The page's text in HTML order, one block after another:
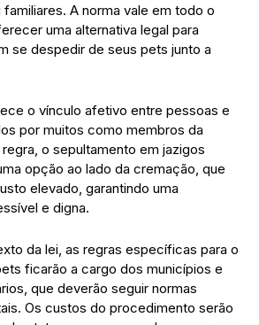
A norma vale em todo o
uma alternativa legal para
se despedir de seus pets junto a
o vínculo afetivo entre pessoas e
por muitos como membros da
o sepultamento em jazigos
opção ao lado da cremação, que
elevado, garantindo uma
e digna.
da lei, as regras específicas para o
ficarão a cargo dos municípios e
que deverão seguir normas
Os custos do procedimento serão